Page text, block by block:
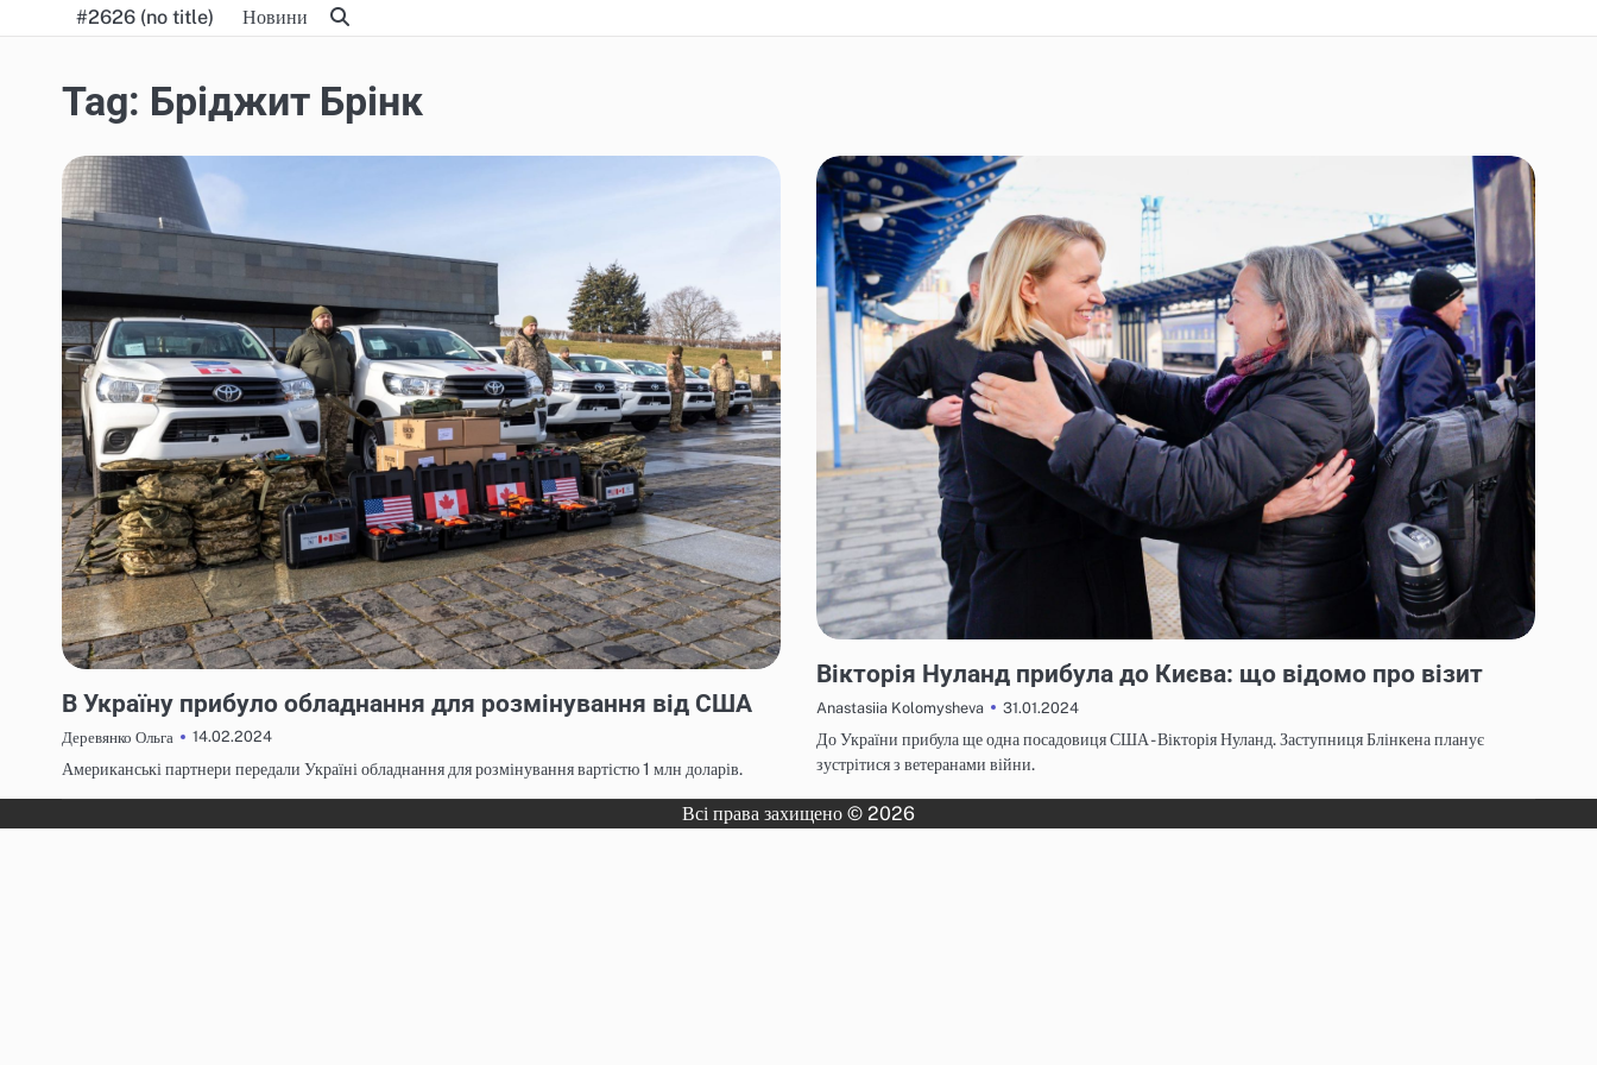
to
#2626 (no title) Новини
Tag: Бріджит Брінк
В Україну прибуло обладнання для розмінування від США
Деревянко Ольга 14.02.2024
Американські партнери передали Україні обладнання для розмінування вартістю 1 млн доларів.
Вікторія Нуланд прибула до Києва: що відомо про візит
Anastasiia Kolomysheva 31.01.2024
До України прибула ще одна посадовиця США - Вікторія Нуланд. Заступниця Блінкена планує
зустрітися з ветеранами війни.
Всі права захищено © 2026